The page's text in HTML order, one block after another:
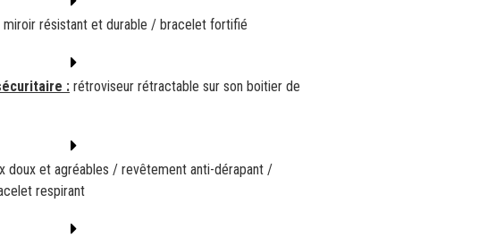
miroir résistant et durable / bracelet fortifié
: rétroviseur rétractable sur son boitier de
doux et agréables / revêtement anti-dérapant /
respirant